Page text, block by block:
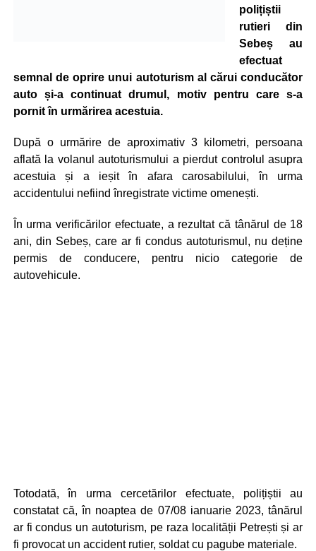
polițiștii
rutieri din
Sebeș au
efectuat
semnal de oprire unui autoturism al cărui conducător
auto și-a continuat drumul, motiv pentru care s-a
pornit în urmărirea acestuia.
După o urmărire de aproximativ 3 kilometri, persoana
aflată la volanul autoturismului a pierdut controlul asupra
acestuia și a ieșit în afara carosabilului, în urma
accidentului nefiind înregistrate victime omenești.
În urma verificărilor efectuate, a rezultat că tânărul de 18
ani, din Sebeș, care ar fi condus autoturismul, nu deține
permis de conducere, pentru nicio categorie de
autovehicule.
Totodată, în urma cercetărilor efectuate, polițiștii au
constatat că, în noaptea de 07/08 ianuarie 2023, tânărul
ar fi condus un autoturism, pe raza localității Petrești și ar
fi provocat un accident rutier, soldat cu pagube materiale.